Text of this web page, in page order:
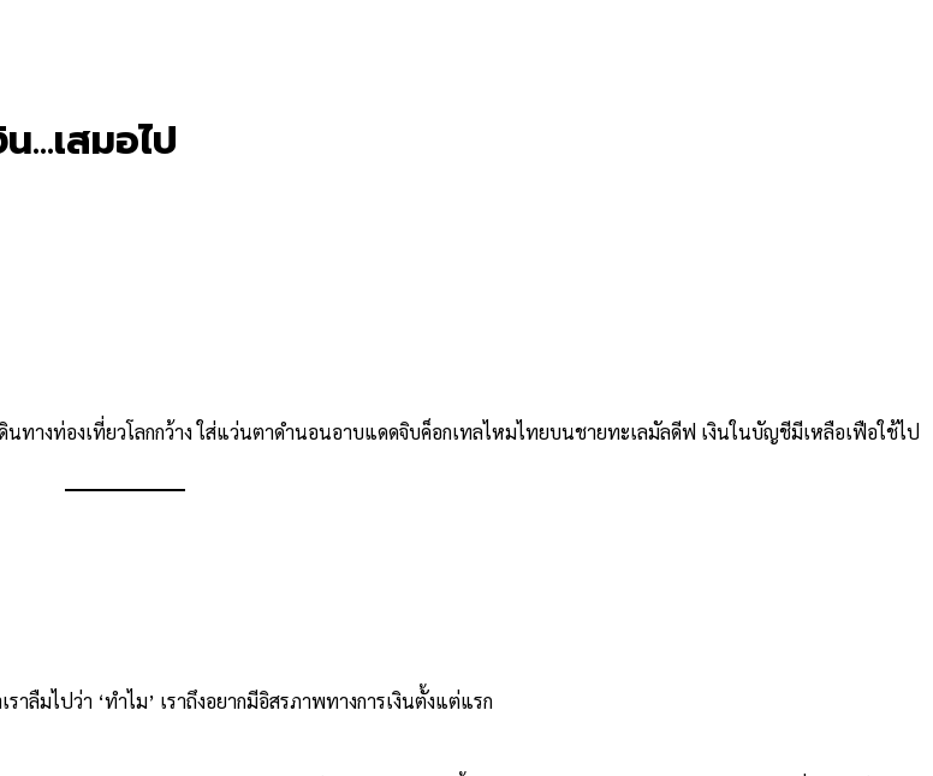
…เสมอไป
างท่องเที่ยวโลกกว้าง ใส่แว่นตาดำนอนอาบแดดจิบค็อกเทลไหมไทยบนชายทะเลมัลดีฟ เงินในบัญชีมีเหลือเฟือใช้ไป
ลืมไปว่า ‘ทำไม’ เราถึงอยากมีอิสรภาพทางการเงินตั้งแต่แรก